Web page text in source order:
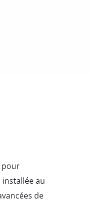
pour
au
de